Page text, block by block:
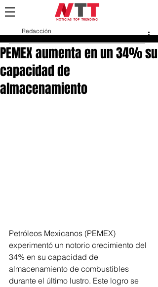
PEMEX aumenta en un 34% su
capacidad de
almacenamiento
Redacción
Petróleos Mexicanos (PEMEX)
experimentó un notorio crecimiento del
34% en su capacidad de
almacenamiento de combustibles
durante el último lustro. Este logro se